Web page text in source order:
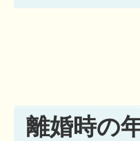
離婚時の